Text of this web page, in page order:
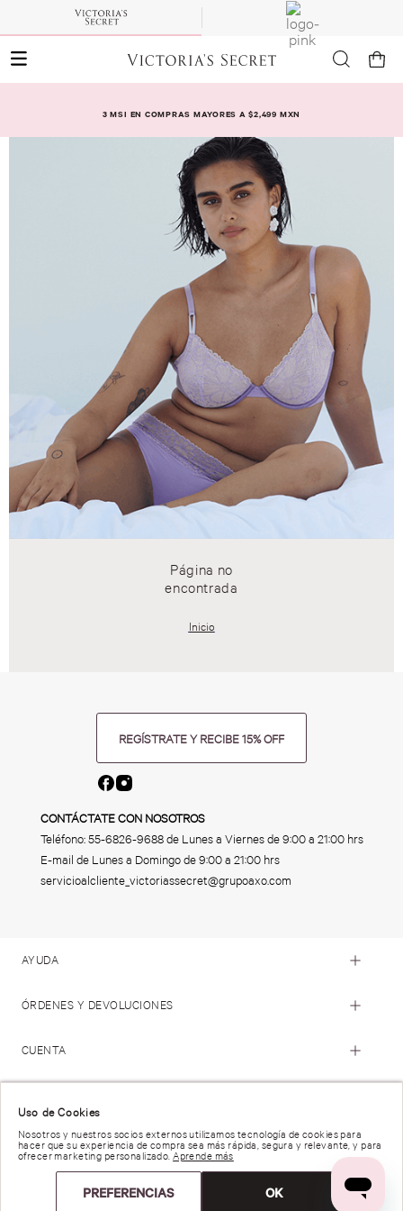
3 MSI EN COMPRAS MAYORES A $2,499 MXN
Uso de Cookies
Nosotros y nuestros socios externos utilizamos tecnología de cookies para
hacer que su experiencia de compra sea más rápida, segura y relevante, y para
ofrecer marketing personalizado. Aprende más
PREFERENCIAS OK
Página no
encontrada
Inicio
REGÍSTRATE Y RECIBE 15% OFF
CONTÁCTATE CON NOSOTROS
Teléfono:55-6826-9688de Lunes a Viernes de 9:00 a 21:00 hrs
E-mail de Lunes a Domingo de 9:00 a 21:00 hrs
servicioalcliente_victoriassecret@grupoaxo.com
AYUDA
ÓRDENES Y DEVOLUCIONES
CUENTA
Términos de Uso |Privacidad y Seguridad |
Derechos de Privacidad |Preferencias de anuncios |